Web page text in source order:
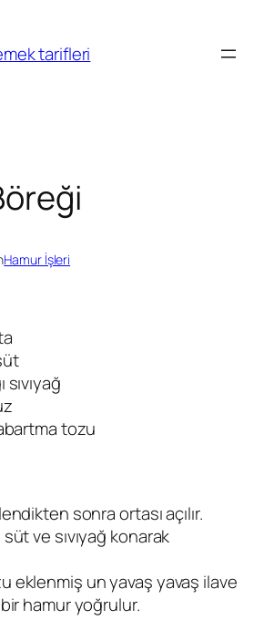
tarifleri
Hamur İşleri
tozu
sonra ortası açılır.
ve sıvıyağ konarak
eklenmiş un yavaş yavaş ilave
hamur yoğrulur.